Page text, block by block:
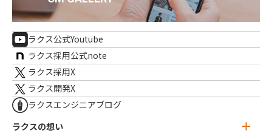
ラクス公式Youtube
ラクス採用公式note
ラクス採用X
ラクス開発X
ラクスエンジニアブログ
ラクスの想い